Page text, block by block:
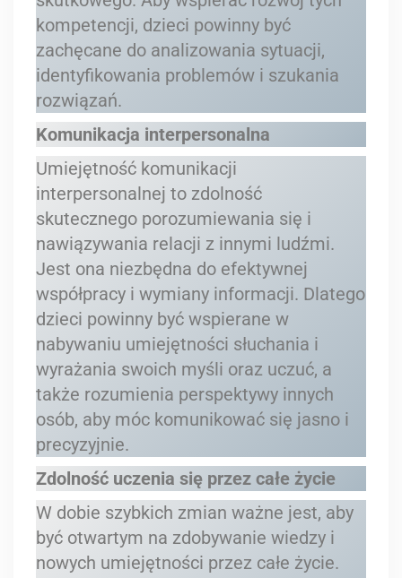
kompetencji, dzieci powinny być
zachęcane do analizowania sytuacji,
identyfikowania problemów i szukania
rozwiązań.
Komunikacja interpersonalna
Umiejętność komunikacji
interpersonalnej to zdolność
skutecznego porozumiewania się i
nawiązywania relacji z innymi ludźmi.
Jest ona niezbędna do efektywnej
współpracy i wymiany informacji. Dlatego
dzieci powinny być wspierane w
nabywaniu umiejętności słuchania i
wyrażania swoich myśli oraz uczuć, a
także rozumienia perspektywy innych
osób, aby móc komunikować się jasno i
precyzyjnie.
Zdolność uczenia się przez całe życie
W dobie szybkich zmian ważne jest, aby
być otwartym na zdobywanie wiedzy i
nowych umiejętności przez całe życie.